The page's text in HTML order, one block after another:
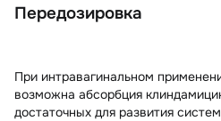
Передозировка
При интравагинальном
возможна абсорбция
достаточных для развития